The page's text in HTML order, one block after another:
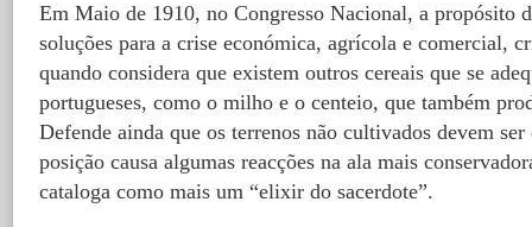
Em Maio de 1910, no Congresso Nacional, a propósito
soluções para a crise económica, agrícola e comercial,
quando considera que existem outros cereais que se
portugueses, como o milho e o centeio, que também
Defende ainda que os terrenos não cultivados devem
posição causa algumas reacções na ala mais
cataloga como mais um “elixir do sacerdote”.